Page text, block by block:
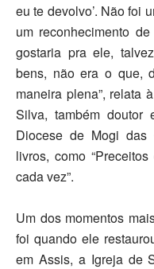
eu te devolvo’. Não foi
um reconhecimento
gostaria pra ele,
bens, não era o que,
maneira plena”, relata à
Silva, também doutor
Diocese de Mogi
livros, como
cada vez”.
Um dos momentos
foi quando ele
em Assis, a Igreja de